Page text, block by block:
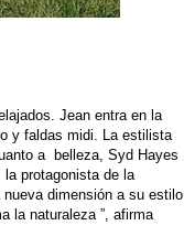
Jean entra en la
y faldas midi. La estilista
a belleza, Syd Hayes
protagonista de la
nueva dimensión a su estilo
la naturaleza ”, afirma